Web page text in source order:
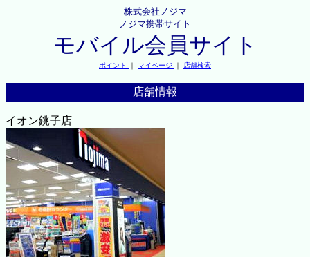
株式会社ノジマ
ノジマ携帯サイト
モバイル会員サイト
ポイント ｜ マイページ ｜ 店舗検索
店舗情報
イオン銚子店